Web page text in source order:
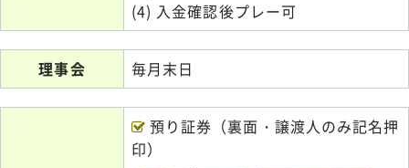
(4) 入金確認後プレー可
理事会 毎月末日
預り証券（裏面・譲渡人のみ記名押
印）